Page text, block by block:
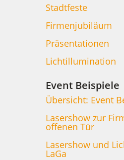
Stadtfeste
Firmenjubiläum
Präsentationen
Lichtillumination
Event Beispiele
Übersicht: Event
Lasershow zur
offenen Tür
Lasershow und
LaGa